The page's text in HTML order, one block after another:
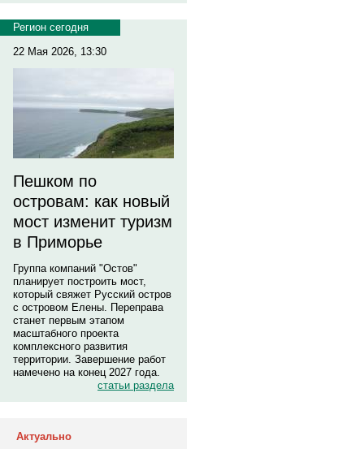
Регион сегодня
22 Мая 2026, 13:30
Пешком по
островам: как новый
мост изменит туризм
в Приморье
Группа компаний "Остов"
планирует построить мост,
который свяжет Русский остров
с островом Елены. Переправа
станет первым этапом
масштабного проекта
комплексного развития
территории. Завершение работ
намечено на конец 2027 года.
статьи раздела
Актуально